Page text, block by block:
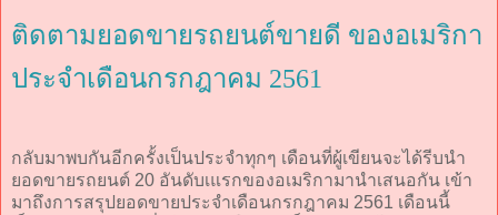
ติดตามยอดขายรถยนต์ขายดี ของอเมริกา
ประจำเดือนกรกฎาคม 2561
กลับมาพบกันอีกครั้งเป็นประจำทุกๆ เดือนที่ผู้เขียนจะได้รีบนำ
ยอดขายรถยนต์ 20 อันดับเแรกของอเมริกามานำเสนอกัน เข้า
มาถึงการสรุปยอดขายประจำเดือนกรกฎาคม 2561 เดือนนี้